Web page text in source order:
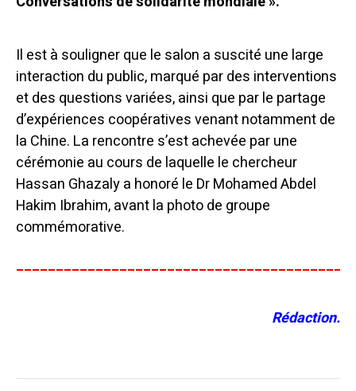
Il est à souligner que le salon a suscité une large
interaction du public, marqué par des interventions
et des questions variées, ainsi que par le partage
d’expériences coopératives venant notamment de
la Chine. La rencontre s’est achevée par une
cérémonie au cours de laquelle le chercheur
Hassan Ghazaly a honoré le Dr Mohamed Abdel
Hakim Ibrahim, avant la photo de groupe
commémorative.
Rédaction.